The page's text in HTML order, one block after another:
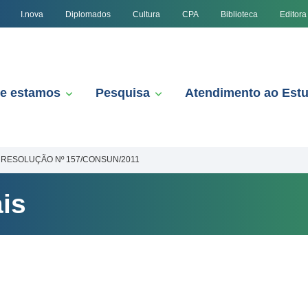
I.nova Diplomados Cultura CPA Biblioteca Editora
estamos Pesquisa Atendimento ao
RESOLUÇÃO Nº 157/CONSUN/2011